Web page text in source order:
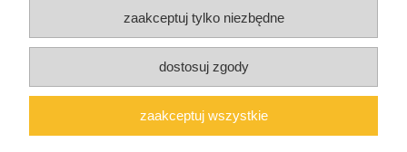
O firmie
Polski producent mebli ALMER MEBLE | Okrajszów 20, 97-500
Radomsko, woj. łódzkie | NIP: 7722212376 | E-
marcin@almermeble.pl| Telefon:
zaakceptuj tylko niezbędne
dostosuj zgody
zaakceptuj wszystkie